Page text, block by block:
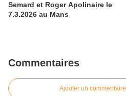
Semard et Roger Apolinaire le
7.3.2026 au Mans
Commentaires
Ajouter un commentaire